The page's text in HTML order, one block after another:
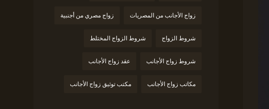
زواج الأجانب من المصريات زواج مصري من أجنبية
شروط الزواج شروط الزواج المختلط
شروط زواج الأجانب عقد زواج الأجانب
مكاتب زواج الأجانب مكتب توثيق زواج الأجانب